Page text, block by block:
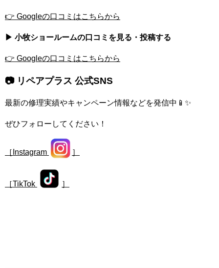
👉 Googleの口コミはこちらから
▶ 小牧ショールームの口コミを見る・投稿する
👉 Googleの口コミはこちらから
📷 リペアプラス 公式SNS
最新の修理実績やキャンペーン情報などを発信中📱✨
ぜひフォローしてください！
［Instagram ］
［TikTok ］